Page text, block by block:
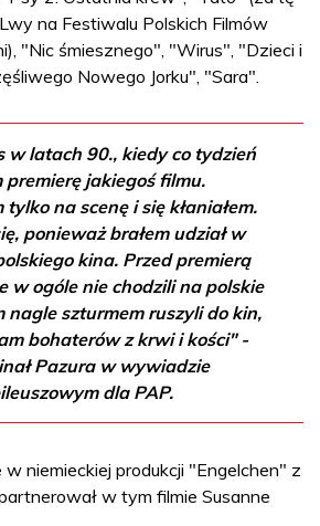
na Festiwalu Polskich Filmów
"Nic śmiesznego", "Wirus", "Dzieci i
Nowego Jorku", "Sara".
w latach 90., kiedy co tydzień
premierę jakiegoś filmu.
tylko na scenę i się kłaniałem.
ponieważ brałem udział w
kina. Przed premierą
w ogóle nie chodzili na polskie
nagle szturmem ruszyli do kin,
bohaterów z krwi i kości" -
Pazura w wywiadzie
dla PAP.
w niemieckiej produkcji "Engelchen" z
w tym filmie Susanne